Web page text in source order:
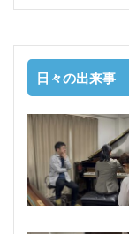
日々の出来事